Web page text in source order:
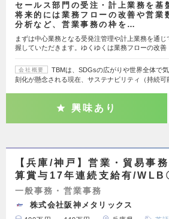
セールス部門の受注・計上業務を基
将来的には業務フローの改善や営業
分析など、営業事務の枠を…
まずは中心業務となる受発注管理や計上業務を通
握していただきます。ゆくゆくは業務フローの改善
会社概要
TBMは、SDGsの広がりや世界全体で
刻化が懸念される現在、サステナビリティ（持続可
興味あり
【兵庫/神戸】営業・貿易事
算賞与17年連続支給有/WLB
一般事務・営業事務
株式会社阪神メタリックス